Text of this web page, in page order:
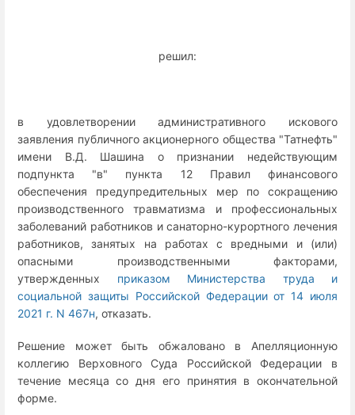
решил:
в удовлетворении административного искового
заявления публичного акционерного общества "Татнефть"
имени В.Д. Шашина о признании недействующим
подпункта "в" пункта 12 Правил финансового
обеспечения предупредительных мер по сокращению
производственного травматизма и профессиональных
заболеваний работников и санаторно-курортного лечения
работников, занятых на работах с вредными и (или)
опасными производственными факторами,
утвержденных приказом Министерства труда и
социальной защиты Российской Федерации от 14 июля
2021 г. N 467н, отказать.
Решение может быть обжаловано в Апелляционную
коллегию Верховного Суда Российской Федерации в
течение месяца со дня его принятия в окончательной
форме.